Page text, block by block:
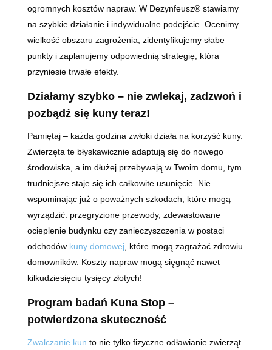
ogromnych kosztów napraw. W Dezynfeusz® stawiamy
na szybkie działanie i indywidualne podejście. Ocenimy
wielkość obszaru zagrożenia, zidentyfikujemy słabe
punkty i zaplanujemy odpowiednią strategię, która
przyniesie trwałe efekty.
Działamy szybko – nie zwlekaj, zadzwoń i
pozbądź się kuny teraz!
Pamiętaj – każda godzina zwłoki działa na korzyść kuny.
Zwierzęta te błyskawicznie adaptują się do nowego
środowiska, a im dłużej przebywają w Twoim domu, tym
trudniejsze staje się ich całkowite usunięcie. Nie
wspominając już o poważnych szkodach, które mogą
wyrządzić: przegryzione przewody, zdewastowane
ocieplenie budynku czy zanieczyszczenia w postaci
odchodów kuny domowej, które mogą zagrażać zdrowiu
domowników. Koszty napraw mogą sięgnąć nawet
kilkudziesięciu tysięcy złotych!
Program badań Kuna Stop –
potwierdzona skuteczność
Zwalczanie kun to nie tylko fizyczne odławianie zwierząt.